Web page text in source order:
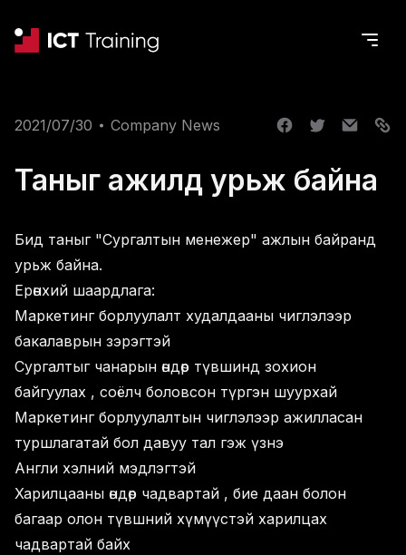
2021/07/30 Company News
Таныг ажилд урьж байна
Бид таныг "Сургалтын менежер" ажлын байранд
урьж байна.
Ерөнхий шаардлага:
Маркетинг борлуулалт худалдааны чиглэлээр
бакалаврын зэрэгтэй
Сургалтыг чанарын өндөр түвшинд зохион
байгуулах , соёлч боловсон түргэн шуурхай
Маркетинг борлуулалтын чиглэлээр ажилласан
туршлагатай бол давуу тал гэж үзнэ
Англи хэлний мэдлэгтэй
Харилцааны өндөр чадвартай , бие даан болон
багаар олон түвшний хүмүүстэй харилцах
чадвартай байх